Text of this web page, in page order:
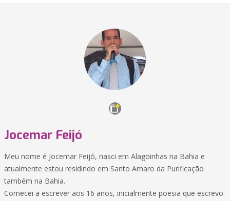
Jocemar Feijó
Meu nome é Jocemar Feijó, nasci em Alagoinhas na Bahia e
atualmente estou residindo em Santo Amaro da Purificação
também na Bahia.
Comecei a escrever aos 16 anos, inicialmente poesia que escrevo